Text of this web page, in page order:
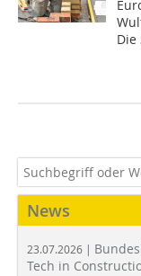
News
23.07.2026 |
Tech in